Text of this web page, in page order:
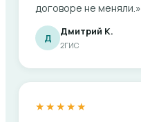
договоре не меняли.»
Д
Дмитрий К.
2ГИС
★★★★★